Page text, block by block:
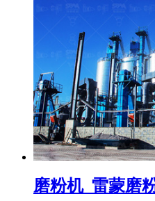
磨粉机_雷蒙磨